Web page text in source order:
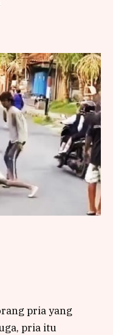
pria yang
pria itu